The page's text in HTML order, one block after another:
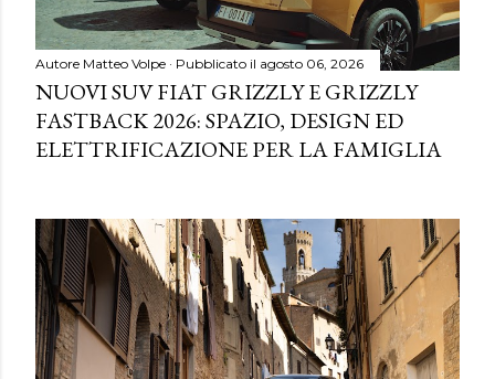
Autore Matteo Volpe Pubblicato il agosto 06, 2026
NUOVI SUV FIAT GRIZZLY E GRIZZLY
FASTBACK 2026: SPAZIO, DESIGN ED
ELETTRIFICAZIONE PER LA FAMIGLIA